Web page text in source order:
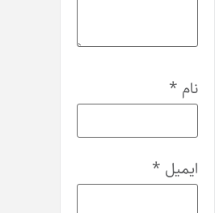
نام *
ایمیل *